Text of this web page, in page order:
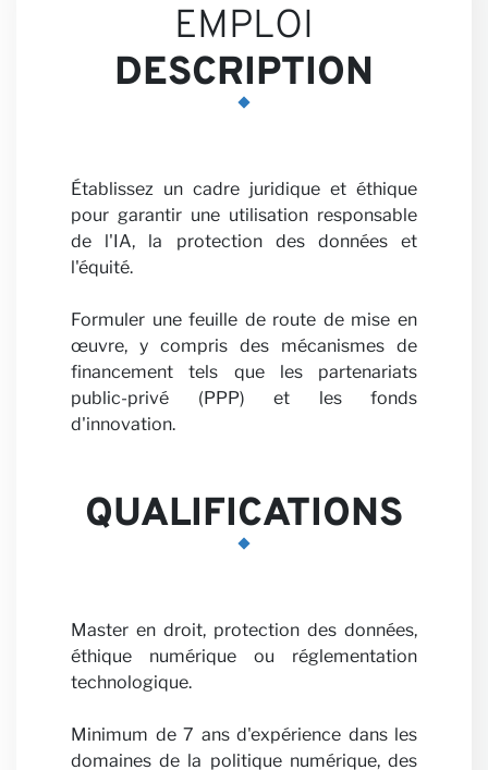
Nos
EMPLOI
DESCRIPTION
Établissez un cadre juridique et éthique
pour garantir une utilisation responsable
de l'IA, la protection des données et
l'équité.
Formuler une feuille de route de mise en
œuvre, y compris des mécanismes de
financement tels que les partenariats
public-privé (PPP) et les fonds
d'innovation.
QUALIFICATIONS
Master en droit, protection des données,
éthique numérique ou réglementation
technologique.
Minimum de 7 ans d'expérience dans les
domaines de la politique numérique, des